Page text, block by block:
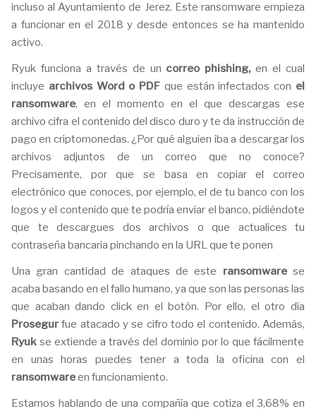
incluso al Ayuntamiento de Jerez. Este ransomware empieza
a funcionar en el 2018 y desde entonces se ha mantenido
activo.
Ryuk funciona a través de un correo phishing,en el cual
incluye archivos Word o PDF que están infectados con el
ransomware, en el momento en el que descargas ese
archivo cifra el contenido del disco duro y te da instrucción de
pago en criptomonedas. ¿Por qué alguien iba a descargar los
archivos adjuntos de un correo que no conoce?
Precisamente, por que se basa en copiar el correo
electrónico que conoces, por ejemplo, el de tu banco con los
logos y el contenido que te podría enviar el banco, pidiéndote
que te descargues dos archivos o que actualices tu
contraseña bancaria pinchando en la URL que te ponen
Una gran cantidad de ataques de este ransomwarese
acaba basando en el fallo humano, ya que son las personas las
que acaban dando click en el botón. Por ello, el otro día
Prosegur fue atacado y se cifro todo el contenido. Además,
Ryuk se extiende a través del dominio por lo que fácilmente
en unas horas puedes tener a toda la oficina con el
ransomwareen funcionamiento.
Estamos hablando de una compañía que cotiza el 3,68% en